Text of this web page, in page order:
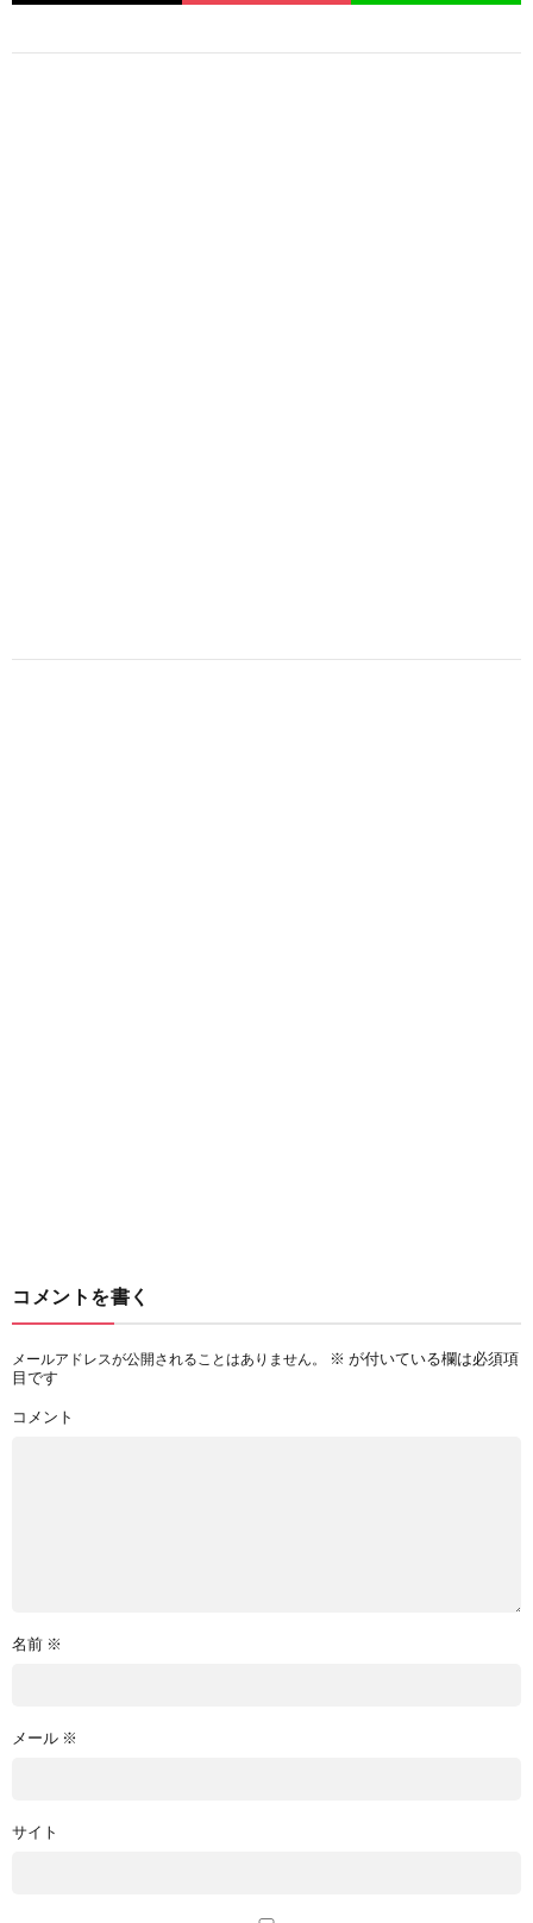
コメントを書く
メールアドレスが公開されることはありません。 ※ が付いている欄は必須項
目です
コメント
名前 ※
メール ※
サイト